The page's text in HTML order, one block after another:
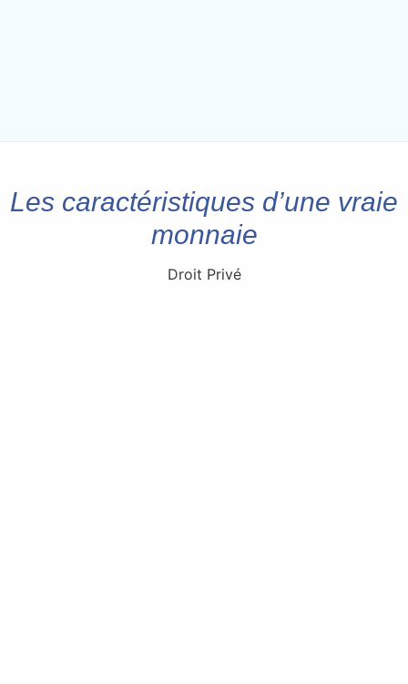
Les caractéristiques d’une vraie
monnaie
Droit Privé